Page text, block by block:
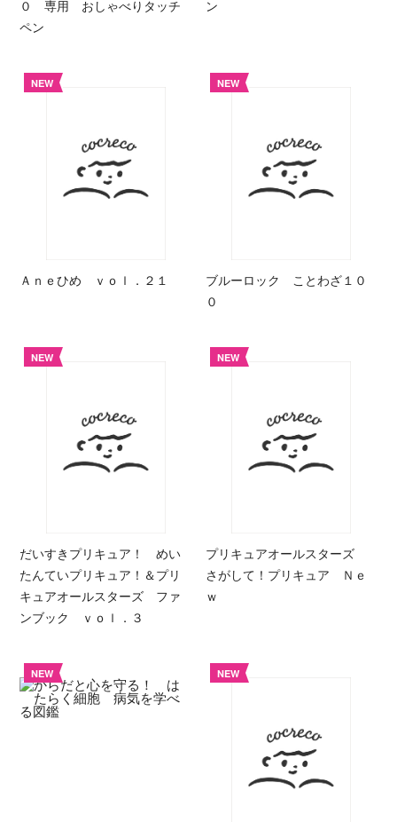
０ 専用 おしゃべりタッチ
ペン
ン
NEW
Ａｎｅひめ ｖｏｌ．２１
NEW
ブルーロック ことわざ１０
０
NEW
だいすきプリキュア！ めい
たんていプリキュア！＆プリ
キュアオールスターズ ファ
ンブック ｖｏｌ．３
NEW
プリキュアオールスターズ
さがして！プリキュア Ｎｅ
ｗ
NEW NEW